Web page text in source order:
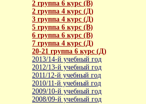
2 группа 6 курс (В)
2 группа 4 курс (Д)
3 группа 4 курс (Д)
5 группа 6 курс (В)
6 группа 6 курс (В)
7 группа 4 курс (Д)
20-21 группа 6 курс (Д)
2013/14-й учебный год
2012/13-й учебный год
2011/12-й учебный год
2010/11-й учебный год
2009/10-й учебный год
2008/09-й учебный год